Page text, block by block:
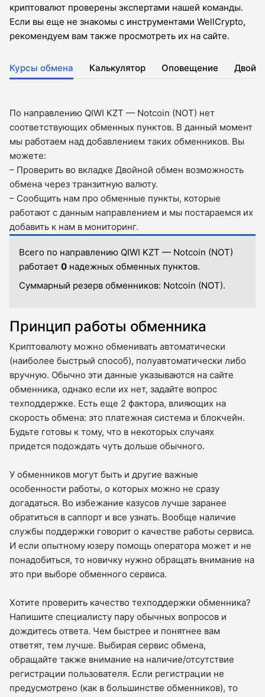
криптовалют проверены экспертами нашей команды.
Если вы еще не знакомы с инструментами WellCrypto,
рекомендуем вам также просмотреть их на сайте.
Курсы обмена Калькулятор Оповещение
По направлению QIWI KZT — Notcoin (NOT) нет
соответствующих обменных пунктов. В данный момент
мы работаем над добавлением таких обменников. Вы
можете:
– Проверить во вкладкe Двойной обмен возможность
обмена через транзитную валюту.
– Сообщить нам про обменные пункты, которые
работают с данным направлением и мы постараемся их
добавить к нам в мониторинг.
Всего по направлению QIWI KZT — Notcoin (NOT)
работает 0 надежных обменных пунктов.
Суммарный резерв обменников: Notcoin (NOT).
Принцип работы обменника
Криптовалюту можно обменивать автоматически
(наиболее быстрый способ), полуавтоматически либо
вручную. Обычно эти данные указываются на сайте
обменника, однако если их нет, задайте вопрос
техподдержке. Есть еще 2 фактора, влияющих на
скорость обмена: это платежная система и блокчейн.
Будьте готовы к тому, что в некоторых случаях
придется подождать чуть дольше обычного.
У обменников могут быть и другие важные
особенности работы, о которых можно не сразу
догадаться. Во избежание казусов лучше заранее
обратиться в саппорт и все узнать. Вообще наличие
службы поддержки говорит о качестве работы сервиса.
И если опытному юзеру помощь оператора может и не
понадобиться, то новичку нужно обращать внимание на
это при выборе обменного сервиса.
Хотите проверить качество техподдержки обменника?
Напишите специалисту пару обычных вопросов и
дождитесь ответа. Чем быстрее и понятнее вам
ответят, тем лучше. Выбирая сервис обмена,
обращайте также внимание на наличие/отсутствие
регистрации пользователя. Если регистрации не
предусмотрено (как в большинстве обменников), то